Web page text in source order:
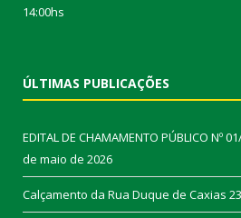
14:00hs
ÚLTIMAS PUBLICAÇÕES
EDITAL DE CHAMAMENTO PÚBLICO Nº
de maio de 2026
Calçamento da Rua Duque de Caxias